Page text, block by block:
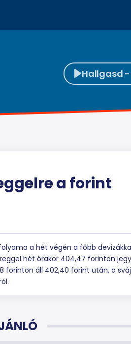
Hallgasd -
a forint
a hét végén a főbb
hét órakor 404,47 forinton
forinton áll 402,40 forint után, a